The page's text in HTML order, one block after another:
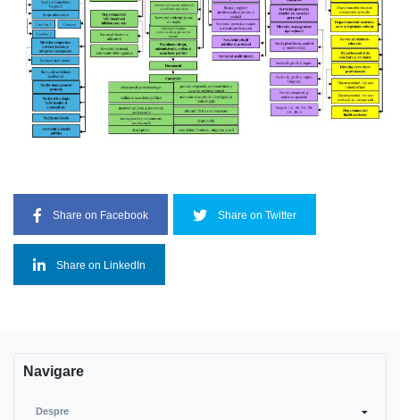
Share on Facebook Share on Twitter
Share on LinkedIn
Navigare
Despre